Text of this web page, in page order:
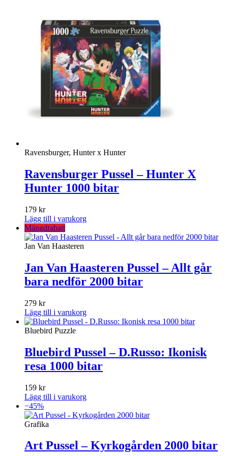
Ravensburger, Hunter x Hunter
Ravensburger Pussel – Hunter X
Hunter 1000 bitar
179 kr
Lägg till i varukorg
Mängdrabatt
Jan Van Haasteren
Jan Van Haasteren Pussel – Allt går
bara nedför 2000 bitar
279 kr
Lägg till i varukorg
Bluebird Puzzle
Bluebird Pussel – D.Russo: Ikonisk
resa 1000 bitar
159 kr
Lägg till i varukorg
−45%
Grafika
Art Pussel – Kyrkogården 2000 bitar